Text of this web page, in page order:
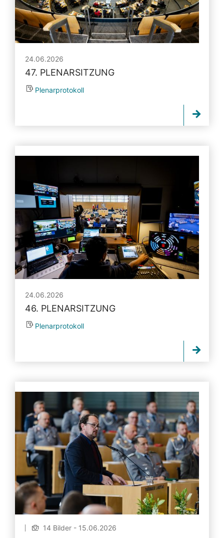
24.06.2026
47. PLENARSITZUNG
Plenarprotokoll
24.06.2026
46. PLENARSITZUNG
Plenarprotokoll
14 Bilder - 15.06.2026